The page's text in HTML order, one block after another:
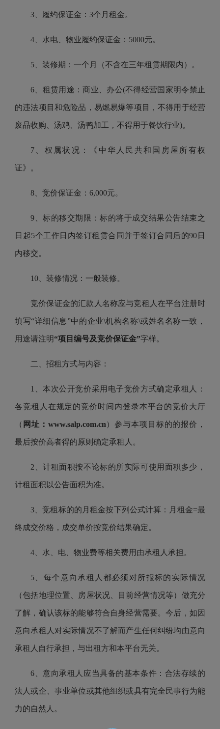
3、履约保证金：3个月租金。
4、水电、物业履约保证金：5000元。
5、装修期：一个月（不含在三年租赁期限内）。
6、租赁用途：商业、办公(不得经营国家明令禁止
的违法项目和危险品，易燃易爆等项目，不得用于经营
废品收购、汤鸡、汤鸭加工，不得用于餐饮行业)。
7、权属状况：《中华人民共和国房屋所有权
证》。
8、竞价保证金：6,000元。
9、标的移交期限：标的将于成交结果公告结束之
日起5个工作日内签订租赁合同并于签订合同后的90日
内移交。
10、装修情况：一般装修。
竞价保证金的汇款人名称应与竞租人在平台注册时
填写“详细信息”中的企业\机构名称\或姓名名称一致，
用途请注明“项目编号及竞价保证金”字样。
二、招租方式与内容：
1、本次公开竞价采用电子竞价方式确定承租人：
各竞租人在规定的竞价时间内登录本平台的竞价大厅
（ 网址：www.salp.com.cn）参与本项目标的的报价，
最后按价高者得的原则确定承租人。
2、计租面积按不论标的所实际可使用面积多少，
计租面积以公告面积为准。
3、竞租标的的月租金按下列公式计算：月租金=最
终成交价格，成交单价按竞价结果确定。
4、水、电、物业费等相关费用由承租人承担。
5、每个意向承租人都必须对所报标的实际情况
（包括地理位置、房屋状况、目前经营情况等）做充分
了解，确认该标的能够符合自身经营需要。今后，如因
意向承租人对实际情况不了解而产生任何纠纷均由意向
承租人自行承担，与出租方和本平台无关。
6、意向承租人应当具备的基本条件：合法存续的
法人或企、事业单位或其他组织或具有完全民事行为能
力的自然人。